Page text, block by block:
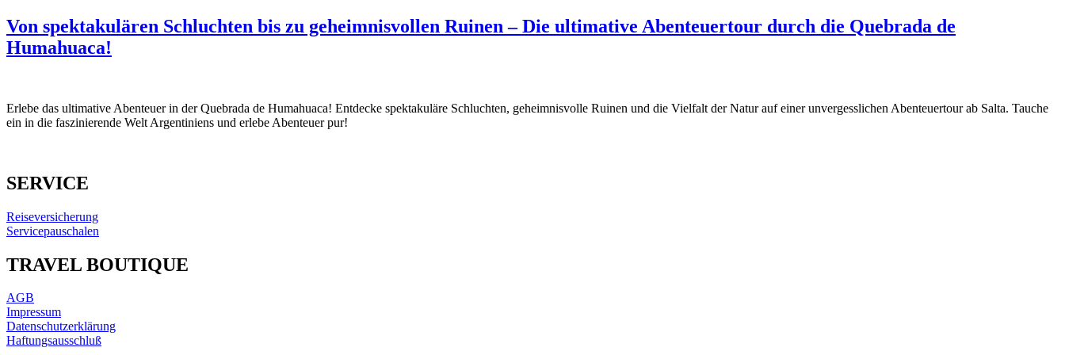
Von spektakulären Schluchten bis zu geheimnisvollen Ruinen – Die ultimative Abenteuertour durch die Quebrada de
Humahuaca!
Erlebe das ultimative Abenteuer in der Quebrada de Humahuaca! Entdecke spektakuläre Schluchten, geheimnisvolle Ruinen und die Vielfalt der Natur auf einer unvergesslichen Abenteuertour ab Salta. Tauche
ein in die faszinierende Welt Argentiniens und erlebe Abenteuer pur!
SERVICE
Reiseversicherung
Servicepauschalen
TRAVEL BOUTIQUE
AGB
Impressum
Datenschutzerklärung
Haftungsausschluß